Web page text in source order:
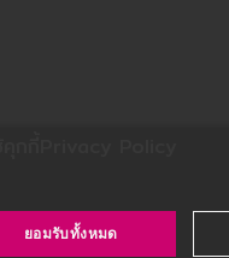
ยอมรับทั้งหมด